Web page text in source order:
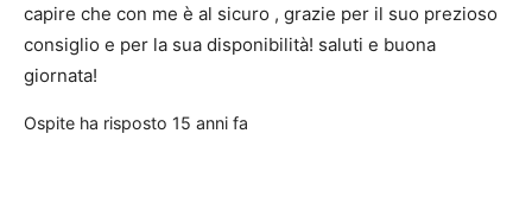
capire che con me è al sicuro , grazie per il suo prezioso
consiglio e per la sua disponibilità! saluti e buona
giornata!
Ospite ha risposto 15 anni fa